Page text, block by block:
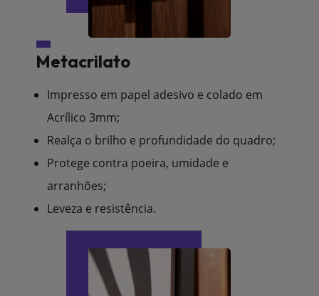
Metacrilato
Impresso em papel adesivo e colado em
Acrílico 3mm;
Realça o brilho e profundidade do quadro;
Protege contra poeira, umidade e
arranhões;
Leveza e resistência.